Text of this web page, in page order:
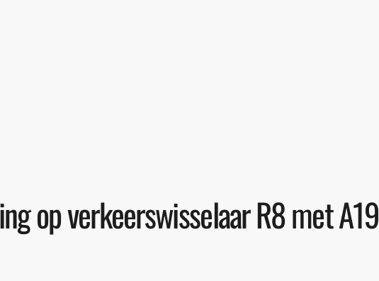
op verkeerswisselaar R8 met A19